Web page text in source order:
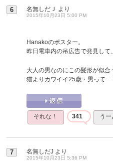
6 名無しだＪ より
2015年10月23日 5:00 PM
Hanakoのポスター。
昨日電車内の吊広告で発見して
大人の男なのにこの髪形が似合
猫よりカワイイ25歳・男って･
それな！ 341 う
7 名無しだJ より
2015年10月23日 5:36 PM